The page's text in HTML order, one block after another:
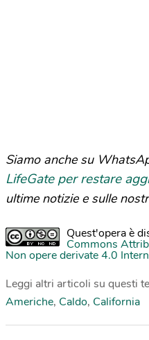
Siamo anche su
LifeGate per restare
ultime notizie e sulle
Quest'opera è
Commons
Non opere derivate 4.0
Leggi altri articoli su questi
Americhe, Caldo, California